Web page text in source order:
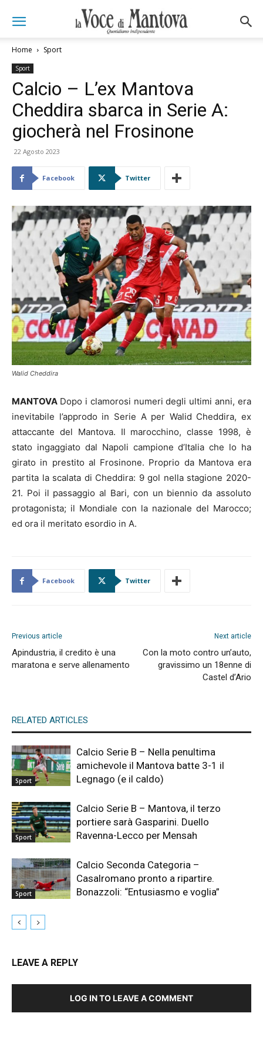
Home Sport
Sport
Calcio – L’ex Mantova
Cheddira sbarca in Serie A:
giocherà nel Frosinone
22 Agosto 2023
Facebook Twitter
Walid Cheddira
MANTOVA Dopo i clamorosi numeri degli ultimi anni, era
inevitabile l’approdo in Serie A per Walid Cheddira, ex
attaccante del Mantova. Il marocchino, classe 1998, è
stato ingaggiato dal Napoli campione d’Italia che lo ha
girato in prestito al Frosinone. Proprio da Mantova era
partita la scalata di Cheddira: 9 gol nella stagione 2020-
21. Poi il passaggio al Bari, con un biennio da assoluto
protagonista; il Mondiale con la nazionale del Marocco;
ed ora il meritato esordio in A.
Facebook Twitter
Previous article
Apindustria, il credito è una
maratona e serve allenamento
Next article
Con la moto contro un’auto,
gravissimo un 18enne di
Castel d’Ario
RELATED ARTICLES
Sport
Calcio Serie B – Nella penultima
amichevole il Mantova batte 3-1 il
Legnago (e il caldo)
Sport
Calcio Serie B – Mantova, il terzo
portiere sarà Gasparini. Duello
Ravenna-Lecco per Mensah
Sport
Calcio Seconda Categoria –
Casalromano pronto a ripartire.
Bonazzoli: “Entusiasmo e voglia”
LEAVE A REPLY
LOG IN TO LEAVE A COMMENT